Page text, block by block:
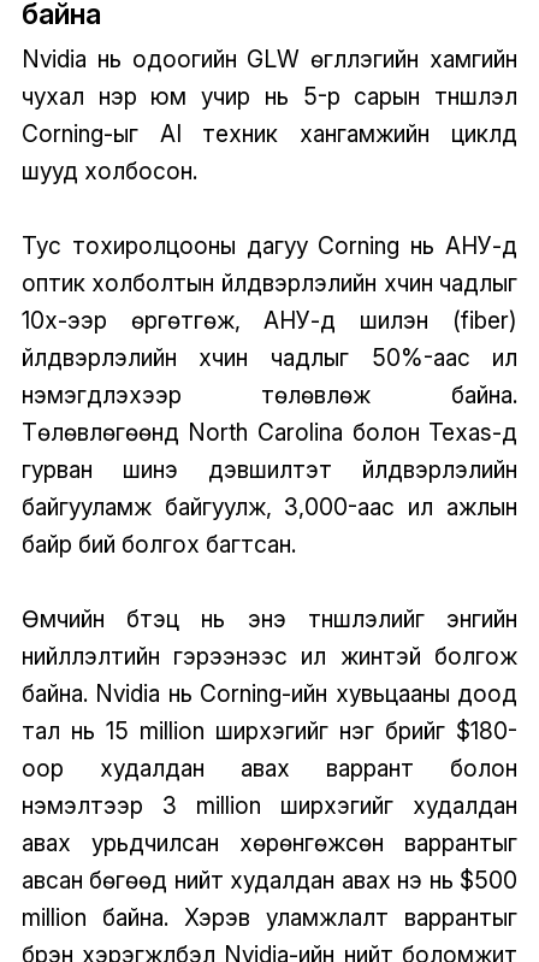
байна
Nvidia нь одоогийн GLW өгүүллэгийн хамгийн
чухал нэр юм учир нь 5-р сарын түншлэл
Corning-ыг AI техник хангамжийн циклд
шууд холбосон.
Тус тохиролцооны дагуу Corning нь АНУ-д
оптик холболтын үйлдвэрлэлийн хүчин чадлыг
10x-ээр өргөтгөж, АНУ-д шилэн (fiber)
үйлдвэрлэлийн хүчин чадлыг 50%-аас илүү
нэмэгдүүлэхээр төлөвлөж байна.
Төлөвлөгөөнд North Carolina болон Texas-д
гурван шинэ дэвшилтэт үйлдвэрлэлийн
байгууламж байгуулж, 3,000-аас илүү ажлын
байр бий болгох багтсан.
Өмчийн бүтэц нь энэ түншлэлийг энгийн
нийлүүлэлтийн гэрээнээс илүү жинтэй болгож
байна. Nvidia нь Corning-ийн хувьцааны доод
тал нь 15 million ширхэгийг нэг бүрийг $180-
оор худалдан авах варрант болон
нэмэлтээр 3 million ширхэгийг худалдан
авах урьдчилсан хөрөнгөжсөн варрантыг
авсан бөгөөд нийт худалдан авах үнэ нь $500
million байна. Хэрэв уламжлалт варрантыг
бүрэн хэрэгжүүлбэл Nvidia-ийн нийт боломжит